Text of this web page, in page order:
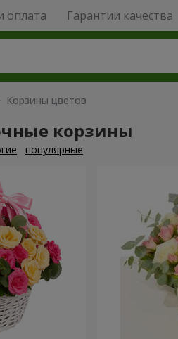
оплата Гарантии качества
Корзины цветов
корзины
популярные